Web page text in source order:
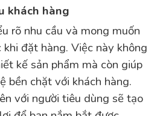
khách hàng
rõ nhu cầu và mong muốn
đặt hàng. Việc này không
kế sản phẩm mà còn giúp
bền chặt với khách hàng.
với người tiêu dùng sẽ tạo